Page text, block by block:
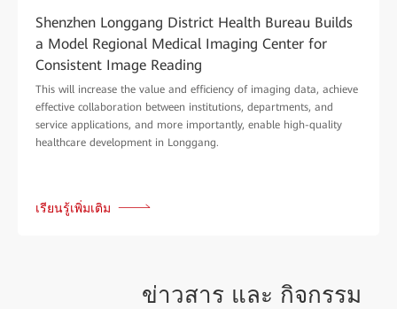
Shenzhen Longgang District Health Bureau Builds
a Model Regional Medical Imaging Center for
Consistent Image Reading
This will increase the value and efficiency of imaging data, achieve
effective collaboration between institutions, departments, and
service applications, and more importantly, enable high-quality
healthcare development in Longgang.
เรียนรู้เพิ่มเติม
ข่าวสาร และ กิจกรรม